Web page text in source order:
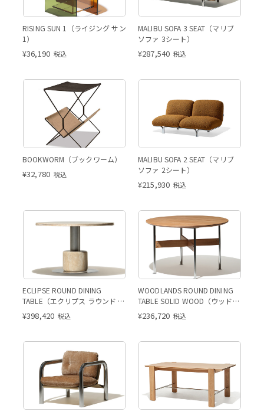
RISING SUN 1（ライジング サン
1）
¥36,190 税込
MALIBU SOFA 3 SEAT（マリブ
ソファ 3シート）
¥287,540 税込
BOOKWORM（ブックワーム）
¥32,780 税込
MALIBU SOFA 2 SEAT（マリブ
ソファ 2シート）
¥215,930 税込
ECLIPSE ROUND DINING
TABLE（エクリプス ラウンド ダ
イニングテーブル）
¥398,420 税込
WOODLANDS ROUND DINING
TABLE SOLID WOOD（ウッドラ
ンズ ラウンド ダイニングテー
ブル ソリッドウッド）
¥236,720 税込